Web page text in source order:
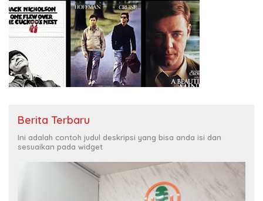
Berita Terbaru
Ini adalah contoh judul deskripsi yang bisa anda isi dan
sesuaikan pada widget